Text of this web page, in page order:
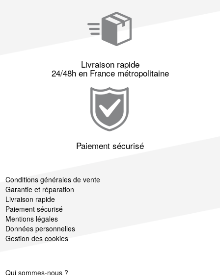
Livraison rapide
24/48h en France métropolitaine
Paiement sécurisé
Conditions générales de vente
Garantie et réparation
Livraison rapide
Paiement sécurisé
Mentions légales
Données personnelles
Gestion des cookies
Qui sommes-nous ?